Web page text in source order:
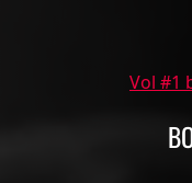
Vol #1